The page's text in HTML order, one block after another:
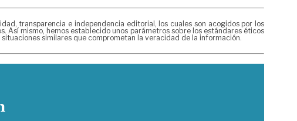
transparencia e independencia editorial, los cuales son acogidos por los
mismo, hemos establecido unos parámetros sobre los estándares éticos
similares que comprometan la veracidad de la información.